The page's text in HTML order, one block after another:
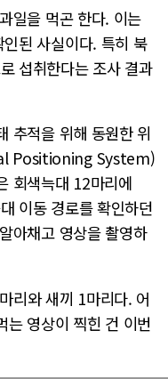
일을 먹곤 한다. 이는
된 사실이다. 특히 북
섭취한다는 조사 결과
추적을 위해 동원한 위
Positioning System)
회색늑대 12마리에
이동 경로를 확인하던
아채고 영상을 촬영하
리와 새끼 1마리다. 어
는 영상이 찍힌 건 이번